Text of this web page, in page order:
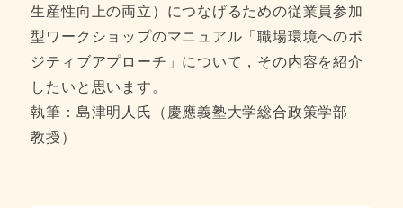
生産性向上の両立）につなげるための従業員参加
型ワークショップのマニュアル「職場環境へのポ
ジティブアプローチ」について，その内容を紹介
したいと思います。
執筆：島津明人氏（慶應義塾大学総合政策学部
教授）